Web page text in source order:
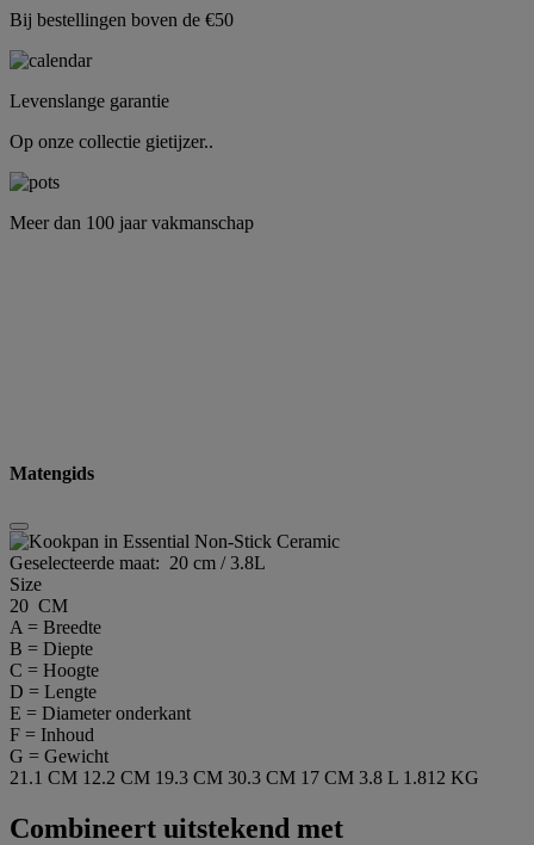
Bij bestellingen boven de €50
Levenslange garantie
Op onze collectie gietijzer..
Meer dan 100 jaar vakmanschap
Matengids
Geselecteerde maat: 20 cm / 3.8L
Size
20 CM
A = Breedte
B = Diepte
C = Hoogte
D = Lengte
E = Diameter onderkant
F = Inhoud
G = Gewicht
21.1 CM 12.2 CM 19.3 CM 30.3 CM 17 CM 3.8 L 1.812 KG
Combineert uitstekend met